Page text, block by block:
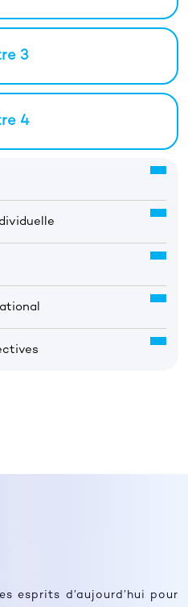
3
4
esprits d’aujourd’hui pour